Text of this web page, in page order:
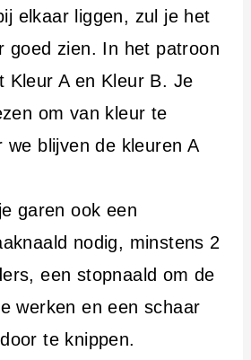
elkaar liggen, zul je het
goed zien. In het patroon
Kleur A en Kleur B. Je
om van kleur te
we blijven de kleuren A
garen ook een
nodig, minstens 2
een stopnaald om de
werken en een schaar
te knippen.